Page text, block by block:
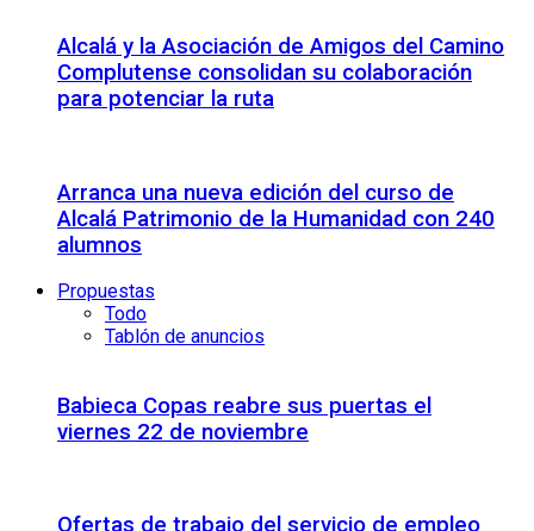
Alcalá y la Asociación de Amigos del Camino
Complutense consolidan su colaboración
para potenciar la ruta
Arranca una nueva edición del curso de
Alcalá Patrimonio de la Humanidad con 240
alumnos
Propuestas
Todo
Tablón de anuncios
Babieca Copas reabre sus puertas el
viernes 22 de noviembre
Ofertas de trabajo del servicio de empleo